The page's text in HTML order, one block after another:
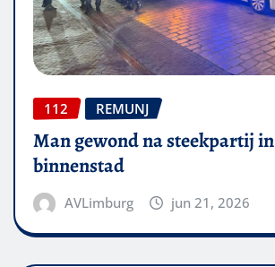
112 REMUNJ
Man gewond na steekpartij in
binnenstad
AVLimburg jun 21, 2026